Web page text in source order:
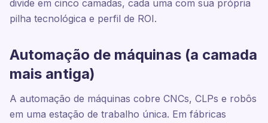
divide em cinco camadas, cada uma com sua própria
pilha tecnológica e perfil de ROI.
Automação de máquinas (a camada
mais antiga)
A automação de máquinas cobre CNCs, CLPs e robôs
em uma estação de trabalho única. Em fábricas